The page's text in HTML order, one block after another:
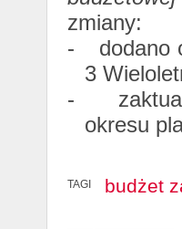
zmiany:
-
dodano
3
-
okresu
TAGI budżet